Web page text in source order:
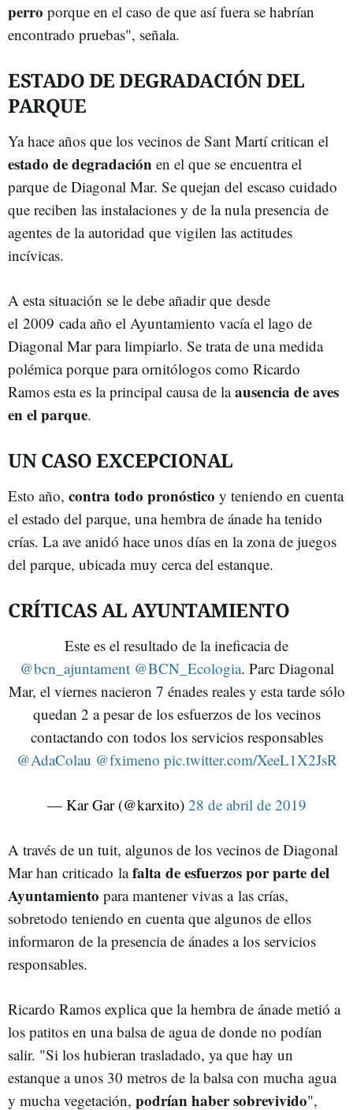
perro porque en el caso de que así fuera se habrían
encontrado pruebas", señala.
ESTADO DE DEGRADACIÓN DEL
PARQUE
Ya hace años que los vecinos de Sant Martí critican el
estado de degradación en el que se encuentra el
parque de Diagonal Mar. Se quejan del escaso cuidado
que reciben las instalaciones y de la nula presencia de
agentes de la autoridad que vigilen las actitudes
incívicas.
A esta situación se le debe añadir que desde
el 2009 cada año el Ayuntamiento vacía el lago de
Diagonal Mar para limpiarlo. Se trata de una medida
polémica porque para ornitólogos como Ricardo
Ramos esta es la principal causa de laausencia de aves
en el parque.
UN CASO EXCEPCIONAL
Esto año, contra todo pronóstico y teniendo en cuenta
el estado del parque, una hembra de ánade ha tenido
crías. La ave anidó hace unos días en la zona de juegos
del parque, ubicada muy cerca del estanque.
CRÍTICAS AL AYUNTAMIENTO
Este es el resultado de la ineficacia de
@bcn_ajuntament @BCN_Ecologia. Parc Diagonal
Mar, el viernes nacieron 7 énades reales y esta tarde sólo
quedan 2 a pesar de los esfuerzos de los vecinos
contactando con todos los servicios responsables
@AdaColau @fximeno pic.twitter.com/XeeL1X2JsR
— Kar Gar (@karxito) 28 de abril de 2019
A través de un tuit, algunos de los vecinos de Diagonal
Mar han criticado lafalta de esfuerzos por parte del
Ayuntamiento para mantener vivas a las crías,
sobretodo teniendo en cuenta que algunos de ellos
informaron de la presencia de ánades a los servicios
responsables.
Ricardo Ramos explica que la hembra de ánade metió a
los patitos en una balsa de agua de donde no podían
salir. "Si los hubieran trasladado, ya que hay un
estanque a unos 30 metros de la balsa con mucha agua
y mucha vegetación, podrían haber sobrevivido",